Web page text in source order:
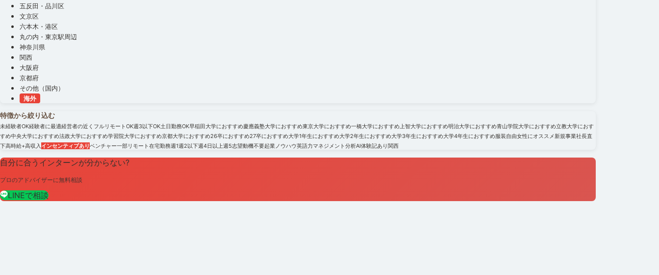
五反田・品川区
文京区
六本木・港区
丸の内・東京駅周辺
神奈川県
関西
大阪府
京都府
その他（国内）
海外
特徴から絞り込む
未経験者OK経験者に最適経営者の近く フルリモートOK週3以下OK土日勤務OK早稲田大学におすすめ慶應義塾大学におすすめ東京大学におすすめ一橋大学におすすめ上智大学におすすめ明治大学におすすめ青山学院大学におすすめ立教大学におす
すめ中央大学におすすめ法政大学におすすめ学習院大学におすすめ京都大学におすすめ26卒におすすめ27卒におすすめ大学1年生におすすめ大学2年生におすすめ大学3年生におすすめ大学4年生におすすめ服装自由女性にオススメ新規事業社長直
下高時給+高収入 インセンティブありベンチャー一部リモート在宅勤務週1週2以下週4日以上週5志望動機不要起業ノウハウ英語力マネジメント分析AI体験記あり関西
自分に合うインターンが分からない?
プロのアドバイザーに無料相談
LINEで相談